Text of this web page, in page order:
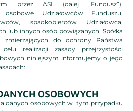
przez ASI (dalej „Fundusz”),
Udziałowców Funduszu,
spadkobierców Udziałowca,
lub innych osób powiązanych. Spółka
zmierzających do ochrony Państwa
realizacji zasady przejrzystości
niniejszym informujemy o jego
OSOBOWYCH
danych osobowych w tym przypadku